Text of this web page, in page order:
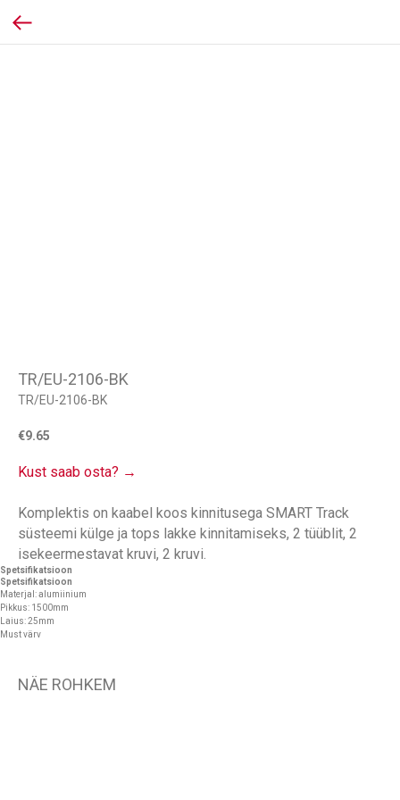
TR/EU-2106-BK
TR/EU-2106-BK
€9.65
Kust saab osta? →
Komplektis on kaabel koos kinnitusega SMART Track
süsteemi külge ja tops lakke kinnitamiseks, 2 tüüblit, 2
isekeermestavat kruvi, 2 kruvi.
Spetsifikatsioon
Spetsifikatsioon
Materjal: alumiinium
Pikkus: 1500mm
Laius: 25mm
Must värv
NÄE ROHKEM